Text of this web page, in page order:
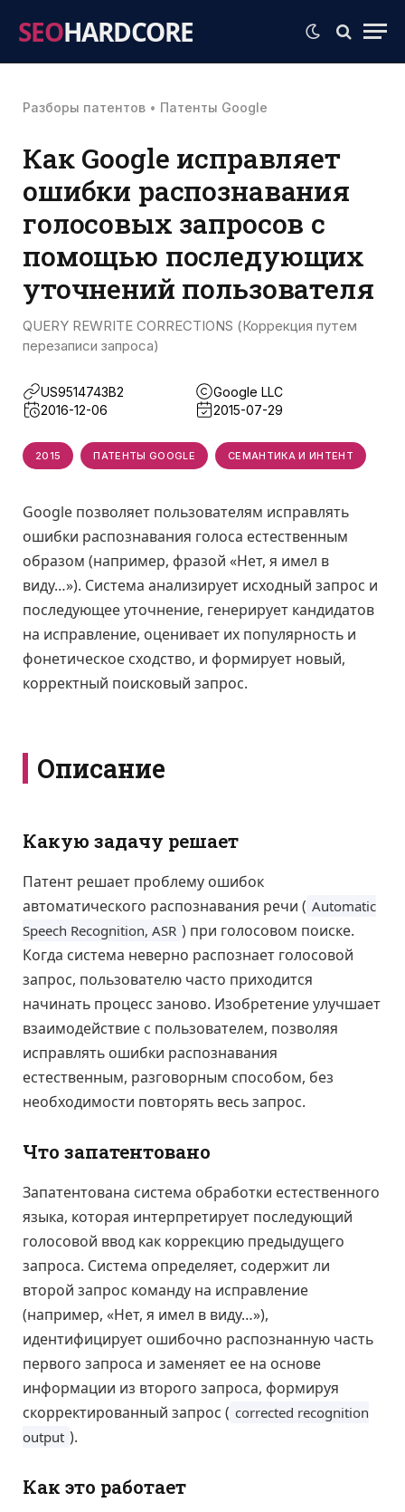
SEOHARDCORE
Разборы патентов • Патенты Google
Как Google исправляет
ошибки распознавания
голосовых запросов с
помощью последующих
уточнений пользователя
QUERY REWRITE CORRECTIONS (Коррекция путем
перезаписи запроса)
US9514743B2
Google LLC
2016-12-06
2015-07-29
2015 ПАТЕНТЫ GOOGLE СЕМАНТИКА И ИНТЕНТ
Google позволяет пользователям исправлять
ошибки распознавания голоса естественным
образом (например, фразой «Нет, я имел в
виду…»). Система анализирует исходный запрос и
последующее уточнение, генерирует кандидатов
на исправление, оценивает их популярность и
фонетическое сходство, и формирует новый,
корректный поисковый запрос.
Описание
Какую задачу решает
Патент решает проблему ошибок
автоматического распознавания речи ( Automatic
Speech Recognition, ASR ) при голосовом поиске.
Когда система неверно распознает голосовой
запрос, пользователю часто приходится
начинать процесс заново. Изобретение улучшает
взаимодействие с пользователем, позволяя
исправлять ошибки распознавания
естественным, разговорным способом, без
необходимости повторять весь запрос.
Что запатентовано
Запатентована система обработки естественного
языка, которая интерпретирует последующий
голосовой ввод как коррекцию предыдущего
запроса. Система определяет, содержит ли
второй запрос команду на исправление
(например, «Нет, я имел в виду…»),
идентифицирует ошибочно распознанную часть
первого запроса и заменяет ее на основе
информации из второго запроса, формируя
скорректированный запрос ( corrected recognition
output ).
Как это работает